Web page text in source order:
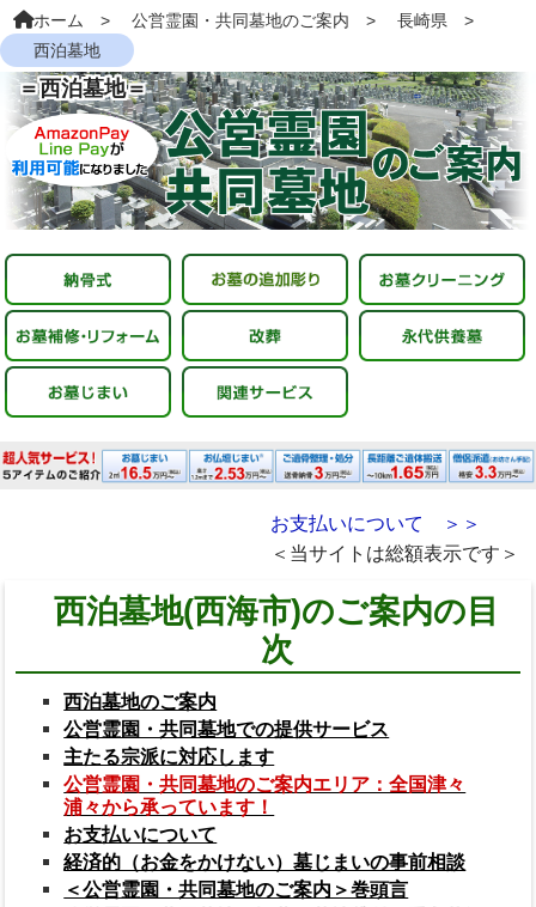
ホーム 公営霊園・共同墓地のご案内
長崎県
西泊墓地
＝西泊墓地＝
お支払いについて ＞＞
＜当サイトは総額表示です＞
西泊墓地(西海市)のご案内の目
次
西泊墓地のご案内
公営霊園・共同墓地での提供サービス
主たる宗派に対応します
公営霊園・共同墓地のご案内エリア：全国津々
浦々から承っています！
お支払いについて
経済的（お金をかけない）墓じまいの事前相談
＜公営霊園・共同墓地のご案内＞巻頭言